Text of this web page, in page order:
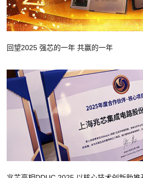
回望2025 强芯的一年 共赢的一年